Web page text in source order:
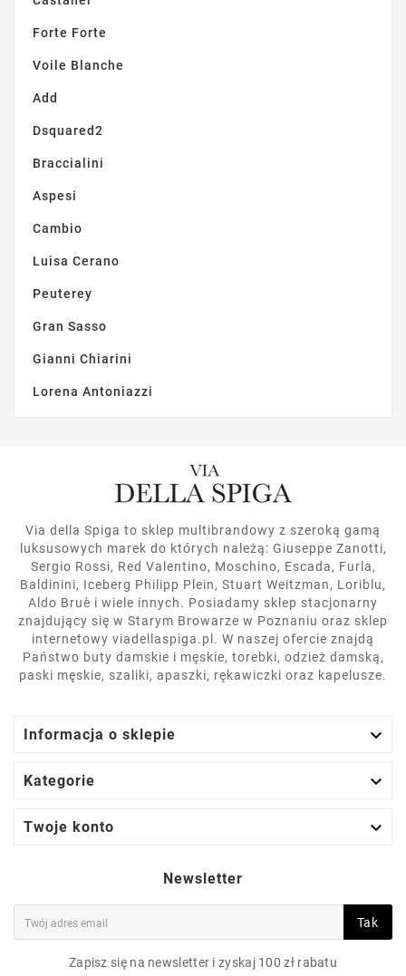
Forte Forte
Voile Blanche
Add
Dsquared2
Braccialini
Aspesi
Cambio
Luisa Cerano
Peuterey
Gran Sasso
Gianni Chiarini
Lorena Antoniazzi
Via della Spiga to sklep multibrandowy z szeroką gamą
luksusowych marek do których należą: Giuseppe Zanotti,
Sergio Rossi, Red Valentino, Moschino, Escada, Furla,
Baldinini, Iceberg Philipp Plein, Stuart Weitzman, Loriblu,
Aldo Bruè i wiele innych. Posiadamy sklep stacjonarny
znajdujący się w Starym Browarze w Poznaniu oraz sklep
internetowy viadellaspiga.pl. W naszej ofercie znajdą
Państwo buty damskie i męskie, torebki, odzież damską,
paski męskie, szaliki, apaszki, rękawiczki oraz kapelusze.
Informacja o sklepie 
Kategorie 
Twoje konto 
Newsletter
Tak
Zapisz się na newsletter i zyskaj 100 zł rabatu